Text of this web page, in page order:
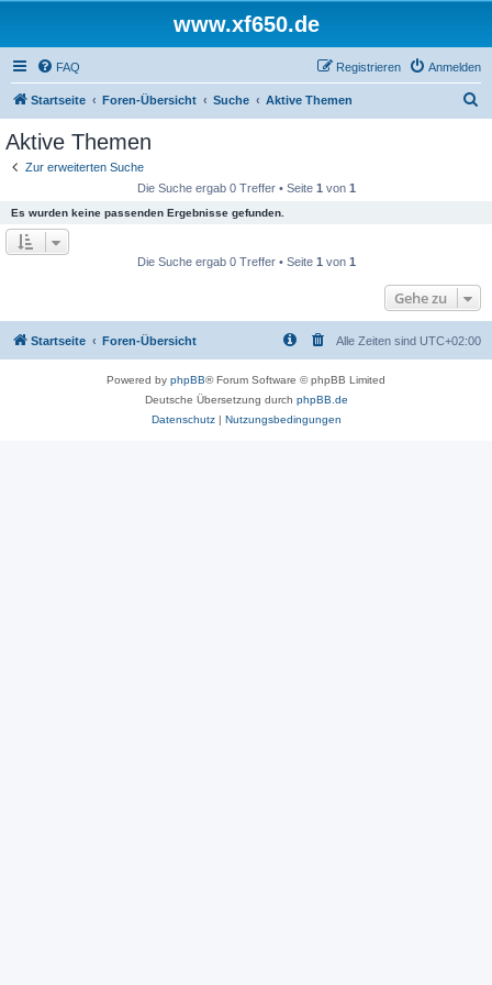
www.xf650.de
FAQ Anmelden
Registrieren
Startseite Foren-Übersicht Suche Aktive Themen
Aktive Themen
Zur erweiterten Suche
Die Suche ergab 0 Treffer • Seite 1 von 1
Es wurden keine passenden Ergebnisse gefunden.
Die Suche ergab 0 Treffer • Seite 1 von 1
Gehe zu
Startseite Foren-Übersicht Alle Zeiten sind UTC+02:00
Powered by phpBB® Forum Software © phpBB Limited
Deutsche Übersetzung durch phpBB.de
Datenschutz| Nutzungsbedingungen